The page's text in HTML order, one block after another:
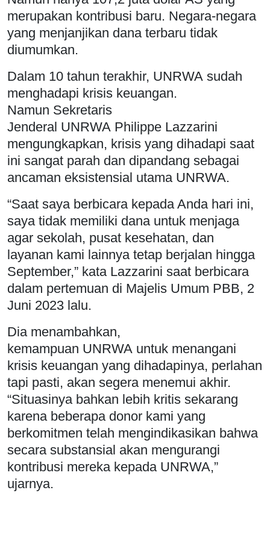
merupakan kontribusi baru. Negara-negara
yang menjanjikan dana terbaru tidak
diumumkan.
Dalam 10 tahun terakhir, UNRWA sudah
menghadapi krisis keuangan.
Namun Sekretaris
Jenderal UNRWA Philippe Lazzarini
mengungkapkan, krisis yang dihadapi saat
ini sangat parah dan dipandang sebagai
ancaman eksistensial utama UNRWA.
“Saat saya berbicara kepada Anda hari ini,
saya tidak memiliki dana untuk menjaga
agar sekolah, pusat kesehatan, dan
layanan kami lainnya tetap berjalan hingga
September,” kata Lazzarini saat berbicara
dalam pertemuan di Majelis Umum PBB, 2
Juni 2023 lalu.
Dia menambahkan,
kemampuan UNRWA untuk menangani
krisis keuangan yang dihadapinya, perlahan
tapi pasti, akan segera menemui akhir.
“Situasinya bahkan lebih kritis sekarang
karena beberapa donor kami yang
berkomitmen telah mengindikasikan bahwa
secara substansial akan mengurangi
kontribusi mereka kepada UNRWA,”
ujarnya.